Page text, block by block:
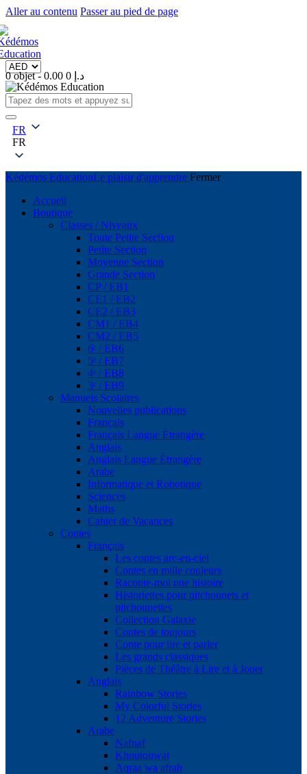
Aller au contenu Passer au pied de page
0 objet- 0.00 د.إ 0
FR
FR
Kédémos EducationLe plaisir d'apprendre Fermer
Accueil
Boutique
Classes / Niveaux
Toute Petite Section
Petite Section
Moyenne Section
Grande Section
CP / EB1
CE1 / EB2
CE2 / EB3
CM1 / EB4
CM2 / EB5
6ᵉ / EB6
5ᵉ / EB7
4ᵉ / EB8
3ᵉ / EB9
Manuels Scolaires
Nouvelles publications
Français
Français Langue Étrangère
Anglais
Anglais Langue Étrangère
Arabe
Informatique et Robotique
Sciences
Maths
Cahier de Vacances
Contes
Français
Les contes arc-en-ciel
Contes en mille couleurs
Raconte-moi une histoire
Historiettes pour pitchounets et
pitchounettes
Collection Galaxie
Contes de toujours
Conte pour lire et parler
Les grands classiques
Pièces de Théâtre à Lire et à Jouer
Anglais
Rainbow Stories
My Colorful Stories
12 Adventure Stories
Arabe
Nafnaf
Khoutouwat
Aqraa wa afrah